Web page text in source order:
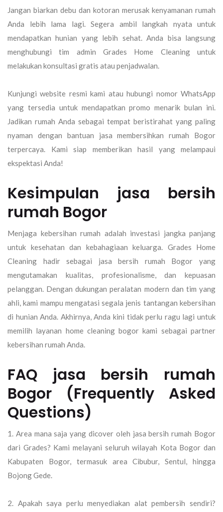
Jangan biarkan debu dan kotoran merusak kenyamanan rumah
Anda lebih lama lagi. Segera ambil langkah nyata untuk
mendapatkan hunian yang lebih sehat. Anda bisa langsung
menghubungi tim admin Grades Home Cleaninguntuk
melakukan konsultasi gratis atau penjadwalan.
Kunjungi website resmi kami atau hubungi nomor WhatsApp
yang tersedia untuk mendapatkan promo menarik bulan ini.
Jadikan rumah Anda sebagai tempat beristirahat yang paling
nyaman dengan bantuan jasa membersihkan rumah Bogor
terpercaya. Kami siap memberikan hasil yang melampaui
ekspektasi Anda!
Kesimpulan jasa bersih
rumah Bogor
Menjaga kebersihan rumah adalah investasi jangka panjang
untuk kesehatan dan kebahagiaan keluarga. Grades Home
Cleaning hadir sebagai jasa bersih rumah Bogor yang
mengutamakan kualitas, profesionalisme, dan kepuasan
pelanggan. Dengan dukungan peralatan modern dan tim yang
ahli, kami mampu mengatasi segala jenis tantangan kebersihan
di hunian Anda. Akhirnya, Anda kini tidak perlu ragu lagi untuk
memilih layanan home cleaning bogor kami sebagai partner
kebersihan rumah Anda.
FAQ jasa bersih rumah
Bogor (Frequently Asked
Questions)
1. Area mana saja yang dicover oleh jasa bersih rumah Bogor
dari Grades? Kami melayani seluruh wilayah Kota Bogor dan
Kabupaten Bogor, termasuk area Cibubur, Sentul, hingga
Bojong Gede.
2. Apakah saya perlu menyediakan alat pembersih sendiri?